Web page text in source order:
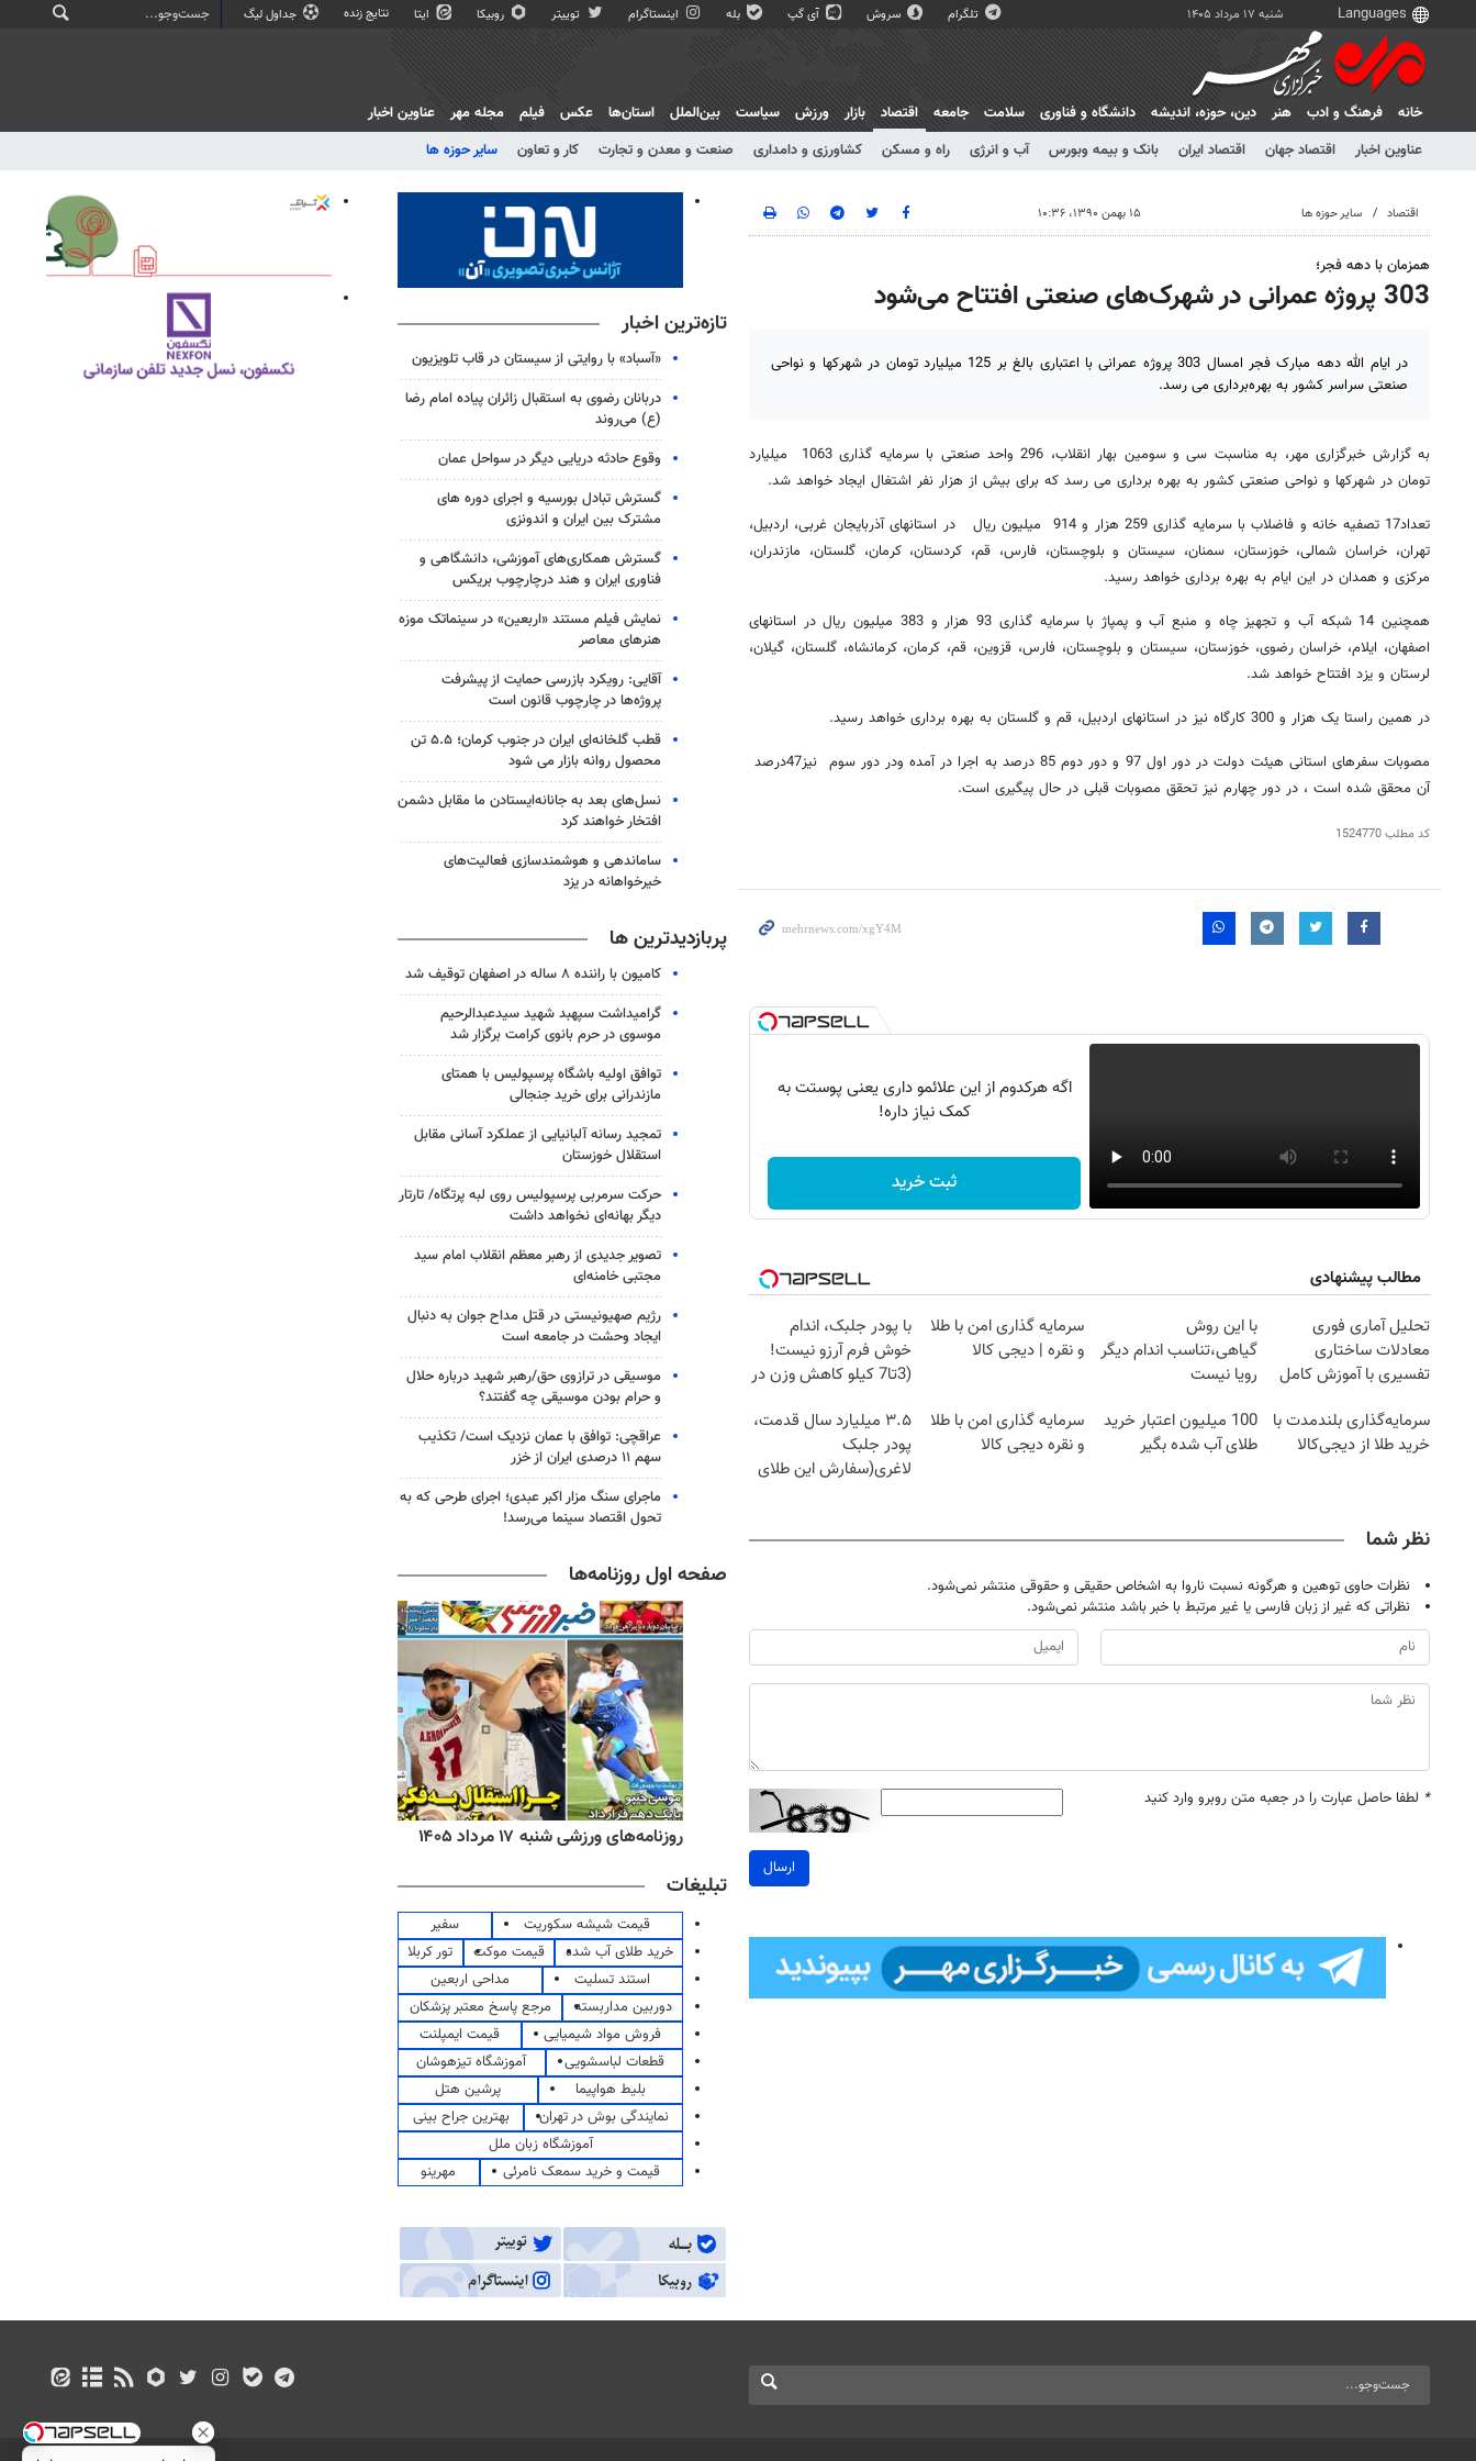
شنبه ۱۷ مرداد ۱۴۰۵ تلگرام سروش آی گپ بله اینستاگرام توییتر روبیکا ایتا نتایج زنده جداول لیگ
خانه فرهنگ و ادب هنر دين، حوزه، انديشه دانشگاه و فناوری سلامت جامعه
اقتصاد
عناوین اخبار
اقتصاد جهان اقتصاد ایران بانک و بیمه وبورس آب و انرژی راه و مسکن کشاورزی و دامداری صنعت و معدن و تجارت کار و تعاون سایر حوزه ها
بازار ورزش سیاست بین‌الملل استان‌ها عکس فیلم مجله مهر عناوین اخبار
اقتصاد سایر حوزه ها ۱۵ بهمن ۱۳۹۰، ۱۰:۳۶
همزمان با دهه فجر؛
303 پروژه عمرانی در شهرک‌های صنعتی افتتاح می‌شود
در ایام الله دهه مبارک فجر امسال 303 پروژه عمرانی با اعتباری بالغ بر 125 میلیارد تومان در شهرکها و نواحی
صنعتی سراسر کشور به بهره‌برداری می رسد.
به گزارش خبرگزاری مهر، به مناسبت سی و سومین بهار انقلاب، 296 واحد صنعتی با سرمایه گذاری 1063 میلیارد
تومان در شهرکها و نواحی صنعتی کشور به بهره برداری می رسد که برای بیش از هزار نفر اشتغال ایجاد خواهد شد.
تعداد17 تصفیه خانه و فاضلاب با سرمایه گذاری 259 هزار و 914 میلیون ریال در استانهای آذربایجان غربی، اردبیل،
تهران، خراسان شمالی، خوزستان، سمنان، سیستان و بلوچستان، فارس، قم، کردستان، کرمان، گلستان، مازندران،
مرکزی و همدان در این ایام به بهره برداری خواهد رسید.
همچنین 14 شبکه آب و تجهیز چاه و منبع آب و پمپاژ با سرمایه گذاری 93 هزار و 383 میلیون ریال در استانهای
اصفهان، ایلام، خراسان رضوی، خوزستان، سیستان و بلوچستان، فارس، قزوین، قم، کرمان، کرمانشاه، گلستان، گیلان،
لرستان و یزد افتتاح خواهد شد.
در همین راستا یک هزار و 300 کارگاه نیز در استانهای اردبیل، قم و گلستان به بهره برداری خواهد رسید.
مصوبات سفرهای استانی هیئت دولت در دور اول 97 و دور دوم 85 درصد به اجرا در آمده ودر دور سوم نیز47درصد
آن محقق شده است ، در دور چهارم نیز تحقق مصوبات قبلی در حال پیگیری است.
کد مطلب1524770
اگه هرکدوم از این علائمو داری یعنی پوستت به
کمک نیاز داره!
ثبت خرید
مطالب پیشنهادی
تحلیل آماری فوری
معادلات ساختاری
تفسیری با آموزش کامل
با این روش
گیاهی،تناسب اندام دیگر
رویا نیست
سرمایه گذاری امن با طلا
و نقره | دیجی کالا
با پودر جلبک، اندام
خوش فرم آرزو نیست!
(3تا7 کیلو کاهش وزن در
سرمایه‌گذاری بلندمدت با
خرید طلا از دیجی‌کالا
100 میلیون اعتبار خرید
طلای آب شده بگیر
سرمایه گذاری امن با طلا
و نقره دیجی کالا
۳.۵ میلیارد سال قدمت،
پودر جلبک
لاغری(سفارش این طلای
نظر شما
نظرات حاوی توهین و هرگونه نسبت ناروا به اشخاص حقیقی و حقوقی منتشر نمی‌شود.
نظراتی که غیر از زبان فارسی یا غیر مرتبط با خبر باشد منتشر نمی‌شود.
* لطفا حاصل عبارت را در جعبه متن روبرو وارد کنید
ارسال
تازه‌ترین اخبار
«آسباد» با روایتی از سیستان در قاب تلویزیون
دربانان رضوی به استقبال زائران پیاده امام رضا
(ع) می‌روند
وقوع حادثه دریایی دیگر در سواحل عمان
گسترش تبادل بورسیه و اجرای دوره های
مشترک بین ایران و اندونزی
گسترش همکاری‌های آموزشی، دانشگاهی و
فناوری ایران و هند درچارچوب بریکس
نمایش فیلم مستند «اربعین» در سینماتک موزه
هنرهای معاصر
آقایی: رویکرد بازرسی حمایت از پیشرفت
پروژه‌ها در چارچوب قانون است
قطب گلخانه‌ای ایران در جنوب کرمان؛ ۵.۵ تن
محصول روانه بازار می شود
نسل‌های بعد به جانانه‌ایستادن ما مقابل دشمن
افتخار خواهند کرد
ساماندهی و هوشمندسازی فعالیت‌های
خیرخواهانه در یزد
پربازدیدترین ها
کامیون با راننده ۸ ساله در اصفهان توقیف شد
گرامیداشت سپهبد شهید سیدعبدالرحیم
موسوی در حرم بانوی کرامت برگزار شد
توافق اولیه باشگاه پرسپولیس با همتای
مازندرانی برای خرید جنجالی
تمجید رسانه آلبانیایی از عملکرد آسانی مقابل
استقلال خوزستان
حرکت سرمربی پرسپولیس روی لبه پرتگاه/ تارتار
دیگر بهانه‌ای نخواهد داشت
تصویر جدیدی از رهبر معظم انقلاب امام سید
مجتبی خامنه‌ای
رژیم صهیونیستی در قتل مداح جوان به دنبال
ایجاد وحشت در جامعه است
موسیقی در ترازوی حق/رهبر شهید درباره حلال
و حرام بودن موسیقی چه گفتند؟
عراقچی: توافق با عمان نزدیک است/ تکذیب
سهم ۱۱ درصدی ایران از خزر
ماجرای سنگ مزار اکبر عبدی؛ اجرای طرحی که به
تحول اقتصاد سینما می‌رسد!
صفحه اول روزنامه‌ها
روزنامه‌های اقتصادی شنبه ۱۷ مرداد ۱۴۰۵ روزنامه‌های ورزشی شنبه ۱۷ مرداد ۱۴۰۵
تبلیغات
قیمت شیشه سکوریت
سفیر
خرید طلای آب شده
قیمت موکت
تور کربلا
استند تسلیت
مداحی اربعین
دوربین مداربسته
مرجع پاسخ معتبر پزشکان
فروش مواد شیمیایی
قیمت ایمپلنت
قطعات لباسشویی
آموزشگاه تیزهوشان
بلیط هواپیما
پرشین هتل
نمایندگی بوش در تهران
بهترین جراح بینی
آموزشگاه زبان ملل
قیمت و خرید سمعک نامرئی
مهرینو